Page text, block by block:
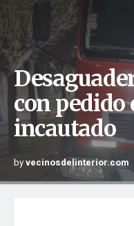
con pedido
incautado
byvecinosdelinterior.com